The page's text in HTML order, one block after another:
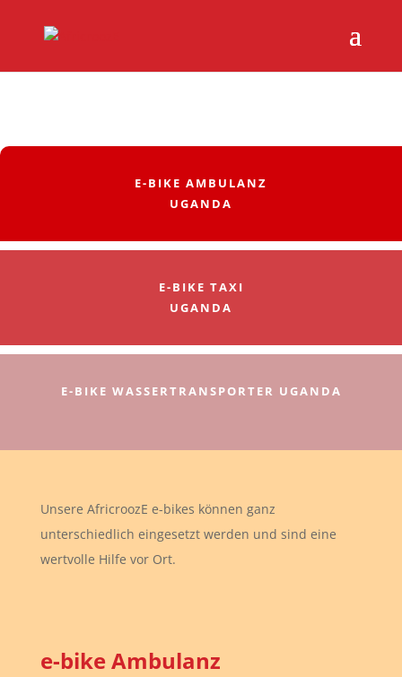
E-BIKE AMBULANZ
UGANDA
E-BIKE TAXI
UGANDA
E-BIKE WASSERTRANSPORTER UGANDA
Unsere AfricroozE e-bikes können ganz
unterschiedlich eingesetzt werden und sind eine
wertvolle Hilfe vor Ort.
e-bike Ambulanz